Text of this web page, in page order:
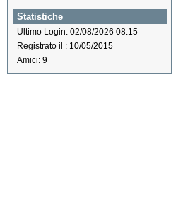
Statistiche
Ultimo Login: 02/08/2026 08:15
Registrato il : 10/05/2015
Amici: 9